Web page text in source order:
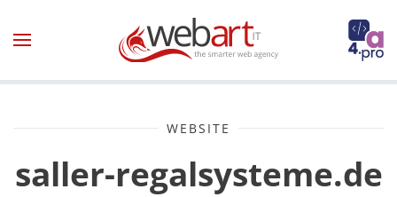
Zum Hauptinhalt springen
WEBSITE
saller-regalsysteme.de